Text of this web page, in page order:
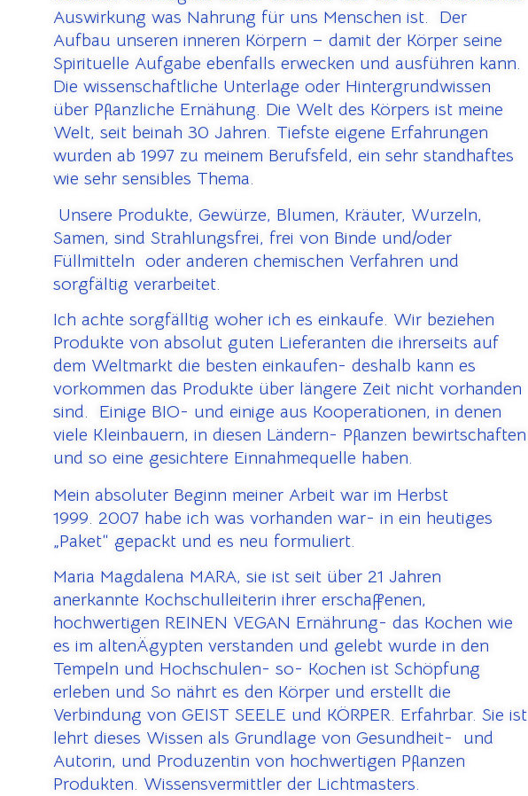
Auswirkung was Nahrung für uns Menschen ist. Der
Aufbau unseren inneren Körpern – damit der Körper seine
Spirituelle Aufgabe ebenfalls erwecken und ausführen kann.
Die wissenschaftliche Unterlage oder Hintergrundwissen
über Pflanzliche Ernähung. Die Welt des Körpers ist meine
Welt, seit beinah 30 Jahren. Tiefste eigene Erfahrungen
wurden ab 1997 zu meinem Berufsfeld, ein sehr standhaftes
wie sehr sensibles Thema.
Unsere Produkte, Gewürze, Blumen, Kräuter, Wurzeln,
Samen, sind Strahlungsfrei, frei von Binde und/oder
Füllmitteln oder anderen chemischen Verfahren und
sorgfältig verarbeitet.
Ich achte sorgfälltig woher ich es einkaufe. Wir beziehen
Produkte von absolut guten Lieferanten die ihrerseits auf
dem Weltmarkt die besten einkaufen- deshalb kann es
vorkommen das Produkte über längere Zeit nicht vorhanden
sind. Einige BIO- und einige aus Kooperationen, in denen
viele Kleinbauern, in diesen Ländern- Pflanzen bewirtschaften
und so eine gesichtere Einnahmequelle haben.
Mein absoluter Beginn meiner Arbeit war im Herbst
1999. 2007 habe ich was vorhanden war- in ein heutiges
„Paket“ gepackt und es neu formuliert.
Maria Magdalena MARA, sie ist seit über 21 Jahren
anerkannte Kochschulleiterin ihrer erschaffenen,
hochwertigen REINEN VEGAN Ernährung- das Kochen wie
es im altenÄgypten verstanden und gelebt wurde in den
Tempeln und Hochschulen- so- Kochen ist Schöpfung
erleben und So nährt es den Körper und erstellt die
Verbindung von GEIST SEELE und KÖRPER. Erfahrbar. Sie ist
lehrt dieses Wissen als Grundlage von Gesundheit- und
Autorin, und Produzentin von hochwertigen Pflanzen
Produkten. Wissensvermittler der Lichtmasters.